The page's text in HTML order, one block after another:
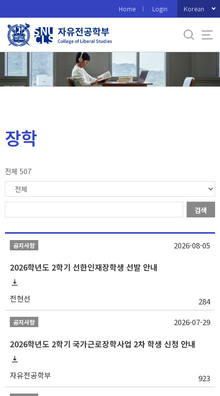
로
메
Home Login Korean
장학
전체 507
검색
공지사항
2026학년도 2학기 선한인재장학생 선발 안내
전현선 284
2026-08-05
공지사항
2026학년도 2학기 국가근로장학사업 2차 학생 신청 안내
자유전공학부 923
2026-07-29